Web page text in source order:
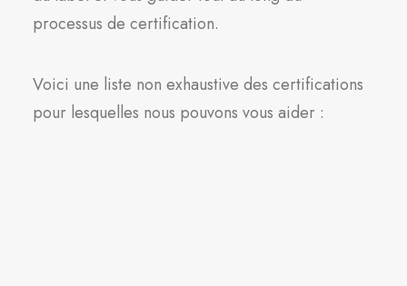
processus de certification.
Voici une liste non exhaustive des certifications
pour lesquelles nous pouvons vous aider :